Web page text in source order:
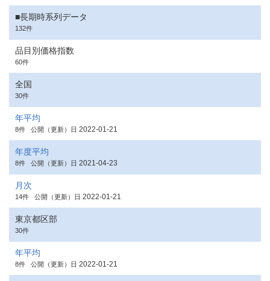
■長期時系列データ
132件
品目別価格指数
60件
全国
30件
年平均
8件 公開（更新）日 2022-01-21
年度平均
8件 公開（更新）日 2021-04-23
月次
14件 公開（更新）日 2022-01-21
東京都区部
30件
年平均
8件 公開（更新）日 2022-01-21